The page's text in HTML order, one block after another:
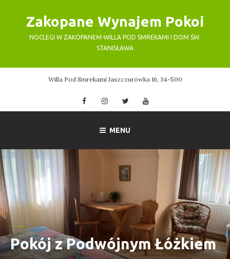
content
Zakopane Wynajem Pokoi
NOCLEGI W ZAKOPANEM-WILLA POD SMREKAMI I DOM ŚW.
STANISŁAWA
Willa Pod Smrekami Jaszczurówka 16, 34-500
FacebookInstagramTwitter
MENU
Pokój z Podwójnym Łóżkiem